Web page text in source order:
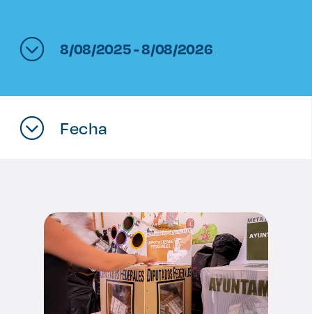
Derecho
Lo más buscado
Prepa ITESO
Sustentabilidad
8/08/2025 - 8/08/2026
Fecha